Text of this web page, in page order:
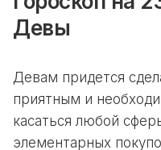
Девы
Девам придется
приятным и
касаться любой
элементарных